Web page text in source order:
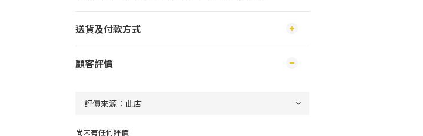
送貨及付款方式
顧客評價
尚未有任何評價